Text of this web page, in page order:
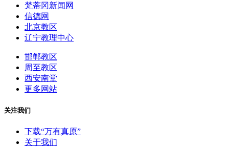
梵蒂冈新闻网
信德网
北京教区
辽宁教理中心
邯郸教区
周至教区
西安南堂
更多网站
关注我们
下载“万有真原”
关于我们